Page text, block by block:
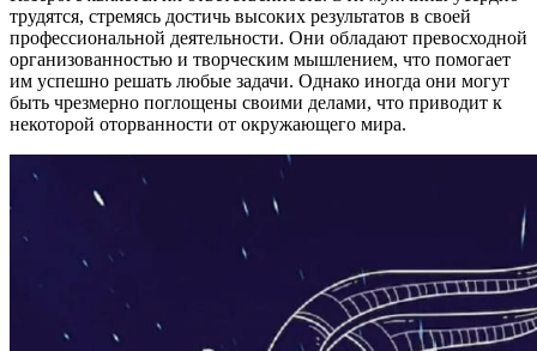
трудятся, стремясь достичь высоких результатов в своей
профессиональной деятельности. Они обладают превосходной
организованностью и творческим мышлением, что помогает
им успешно решать любые задачи. Однако иногда они могут
быть чрезмерно поглощены своими делами, что приводит к
некоторой оторванности от окружающего мира.